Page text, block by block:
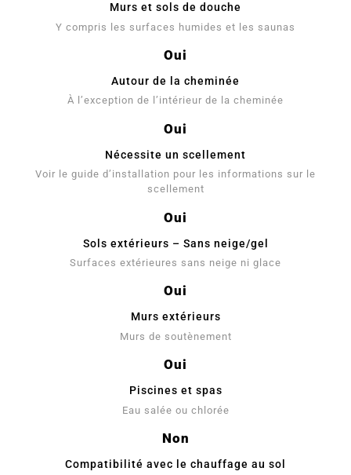
Murs et sols de douche
Y compris les surfaces humides et les saunas
Oui
Autour de la cheminée
À l’exception de l’intérieur de la cheminée
Oui
Nécessite un scellement
Voir le guide d’installation pour les informations sur le
scellement
Oui
Sols extérieurs – Sans neige/gel
Surfaces extérieures sans neige ni glace
Oui
Murs extérieurs
Murs de soutènement
Oui
Piscines et spas
Eau salée ou chlorée
Non
Compatibilité avec le chauffage au sol